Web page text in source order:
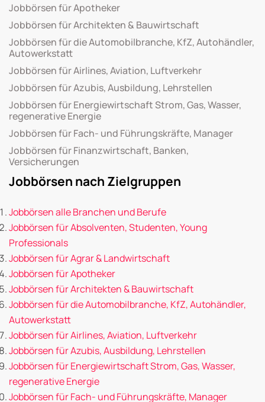
Jobbörsen für Apotheker
Jobbörsen für Architekten & Bauwirtschaft
Jobbörsen für die Automobilbranche, KfZ, Autohändler,
Autowerkstatt
Jobbörsen für Airlines, Aviation, Luftverkehr
Jobbörsen für Azubis, Ausbildung, Lehrstellen
Jobbörsen für Energiewirtschaft Strom, Gas, Wasser,
regenerative Energie
Jobbörsen für Fach- und Führungskräfte, Manager
Jobbörsen für Finanzwirtschaft, Banken,
Versicherungen
Jobbörsen nach Zielgruppen
Jobbörsen alle Branchen und Berufe
Jobbörsen für Absolventen, Studenten, Young
Professionals
Jobbörsen für Agrar & Landwirtschaft
Jobbörsen für Apotheker
Jobbörsen für Architekten & Bauwirtschaft
Jobbörsen für die Automobilbranche, KfZ, Autohändler,
Autowerkstatt
Jobbörsen für Airlines, Aviation, Luftverkehr
Jobbörsen für Azubis, Ausbildung, Lehrstellen
Jobbörsen für Energiewirtschaft Strom, Gas, Wasser,
regenerative Energie
Jobbörsen für Fach- und Führungskräfte, Manager